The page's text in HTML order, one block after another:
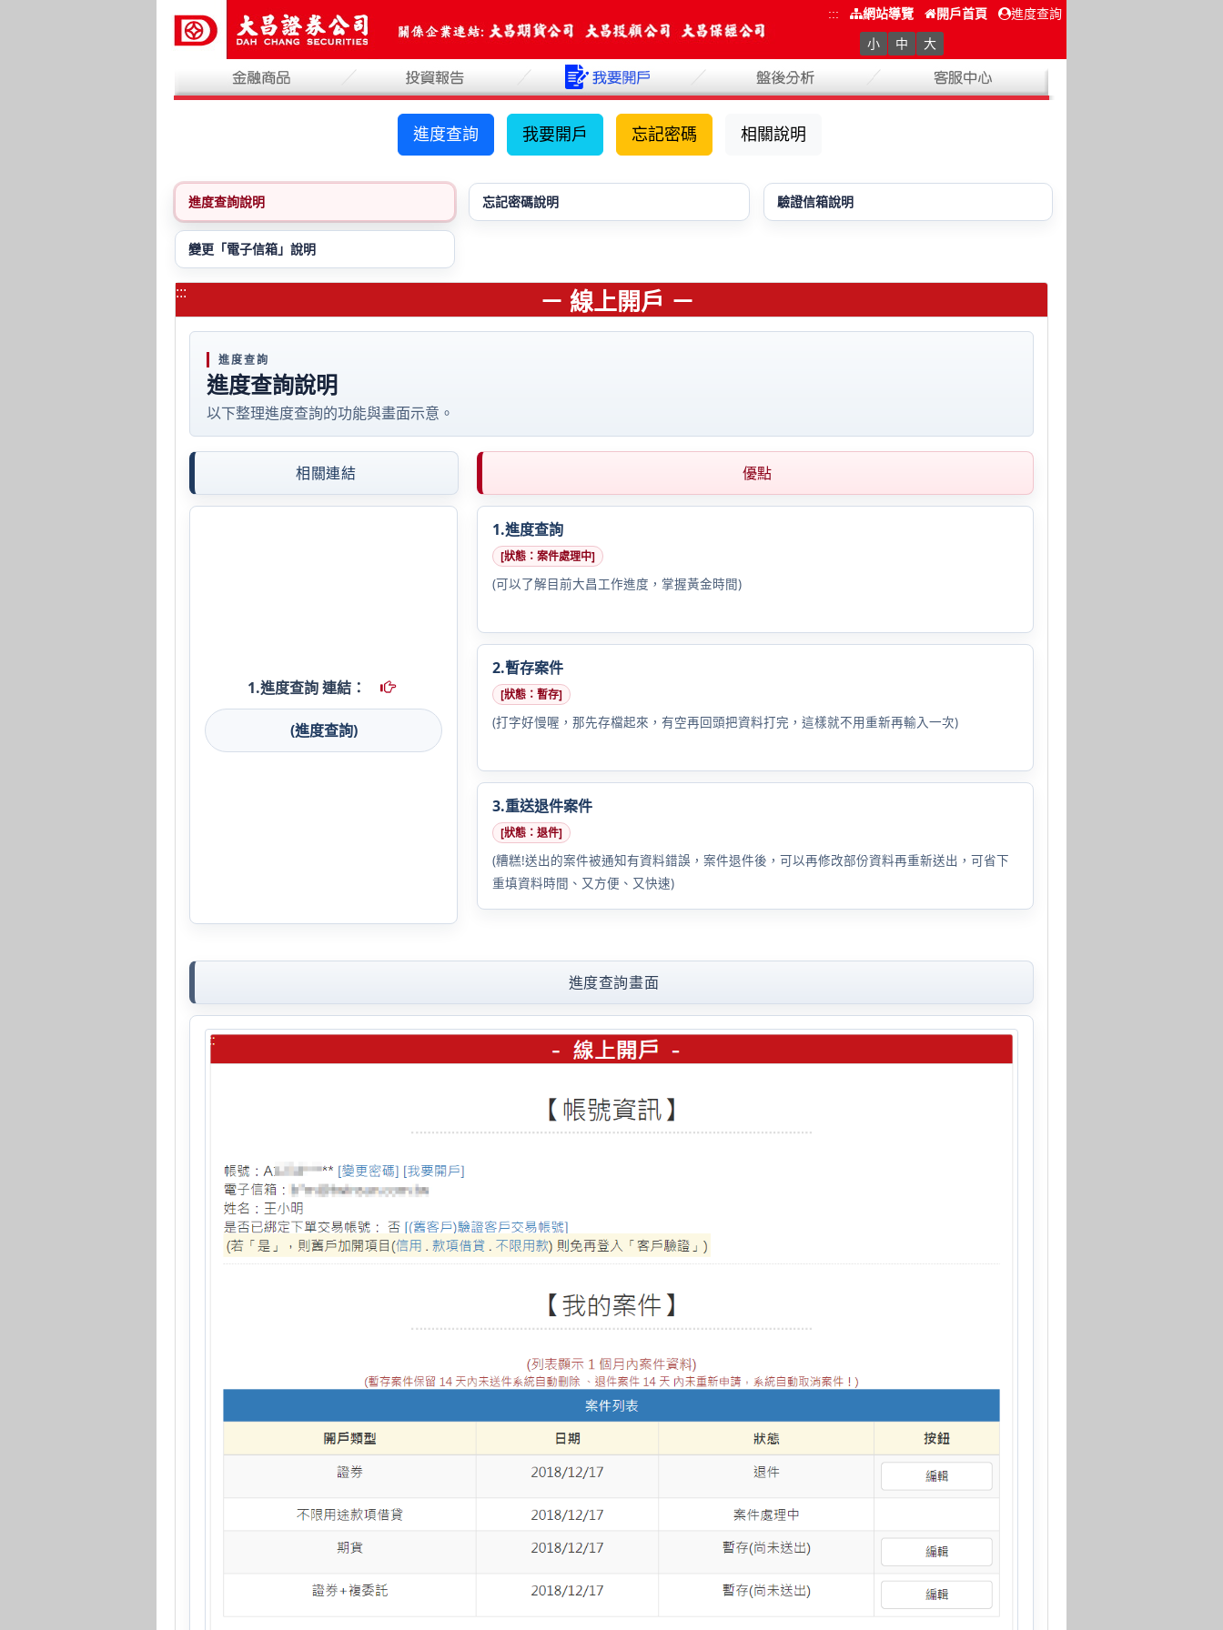
::: 網站導覽 開戶首頁 進度查詢
小 中 大
進度查詢 我要開戶 忘記密碼 相關說明
進度查詢說明 忘記密碼說明 驗證信箱說明
變更「電子信箱」說明
::: － 線上開戶 －
進度查詢
進度查詢說明
以下整理進度查詢的功能與畫面示意。
相關連結
1.進度查詢 連結：
(進度查詢)
優點
1.進度查詢
[狀態：案件處理中]
(可以了解目前大昌工作進度，掌握黃金時間)
2.暫存案件
[狀態：暫存]
(打字好慢喔，那先存檔起來，有空再回頭把資料打完，這樣就不用重新再輸入一次)
3.重送退件案件
[狀態：退件]
(糟糕!送出的案件被通知有資料錯誤，案件退件後，可以再修改部份資料再重新送出，可省下
重填資料時間、又方便、又快速)
進度查詢畫面